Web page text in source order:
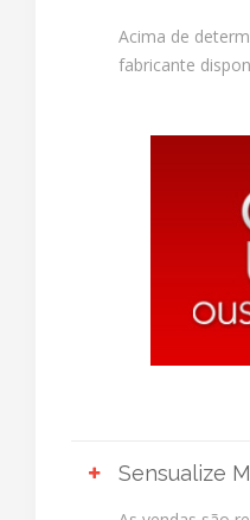
Acima de
fabricante
Sensualize